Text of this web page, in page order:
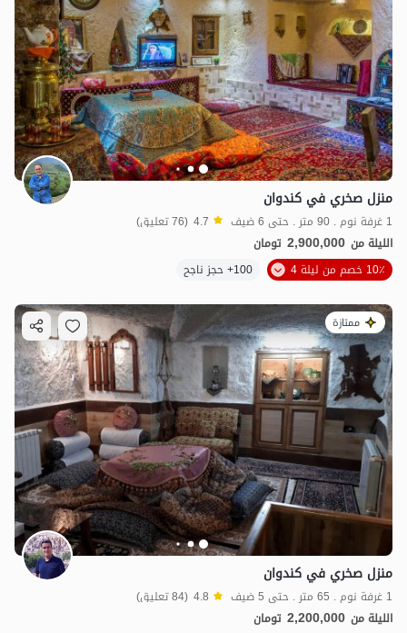
منزل صخري في كندوان
1 غرفة نوم . 90 متر . حتى 6 ضيف 4.7 (76 تعليق)
الليلة من 2,900,000 تومان
10٪ خصم من ليلة 4
100+ حجز ناجح
ممتازة
منزل صخري في كندوان
1 غرفة نوم . 65 متر . حتى 5 ضيف 4.8 (84 تعليق)
الليلة من 2,200,000 تومان